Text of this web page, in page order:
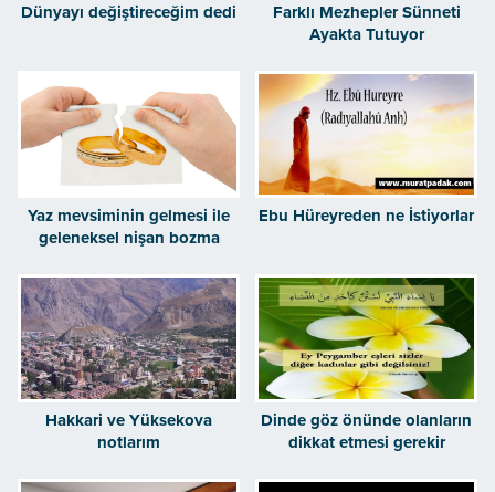
Dünyayı değiştireceğim dedi
Farklı Mezhepler Sünneti
Ayakta Tutuyor
Yaz mevsiminin gelmesi ile
geleneksel nişan bozma
Ebu Hüreyreden ne İstiyorlar
Hakkari ve Yüksekova
notlarım
Dinde göz önünde olanların
dikkat etmesi gerekir